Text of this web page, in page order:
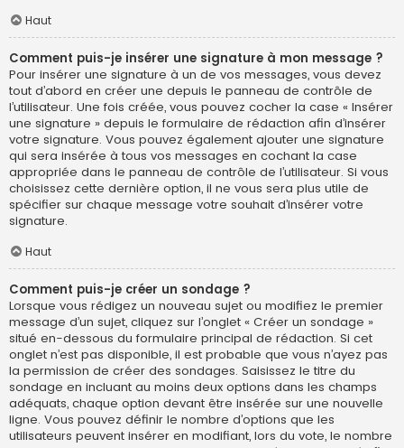
Haut
Comment puis-je insérer une signature à mon message ?
Pour insérer une signature à un de vos messages, vous devez
tout d’abord en créer une depuis le panneau de contrôle de
l’utilisateur. Une fois créée, vous pouvez cocher la case « Insérer
une signature » depuis le formulaire de rédaction afin d’insérer
votre signature. Vous pouvez également ajouter une signature
qui sera insérée à tous vos messages en cochant la case
appropriée dans le panneau de contrôle de l’utilisateur. Si vous
choisissez cette dernière option, il ne vous sera plus utile de
spécifier sur chaque message votre souhait d’insérer votre
signature.
Haut
Comment puis-je créer un sondage ?
Lorsque vous rédigez un nouveau sujet ou modifiez le premier
message d’un sujet, cliquez sur l’onglet « Créer un sondage »
situé en-dessous du formulaire principal de rédaction. Si cet
onglet n’est pas disponible, il est probable que vous n’ayez pas
la permission de créer des sondages. Saisissez le titre du
sondage en incluant au moins deux options dans les champs
adéquats, chaque option devant être insérée sur une nouvelle
ligne. Vous pouvez définir le nombre d’options que les
utilisateurs peuvent insérer en modifiant, lors du vote, le nombre